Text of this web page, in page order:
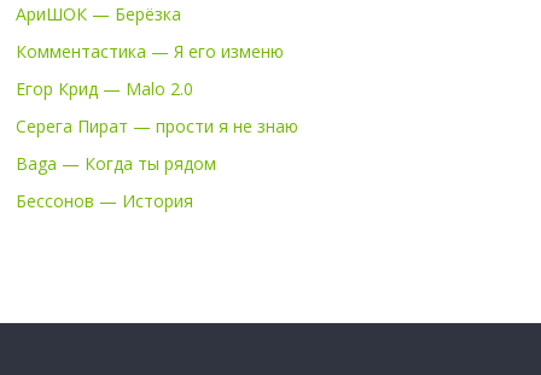
АриШОК — Берёзка
Комментастика — Я его изменю
Егор Крид — Malo 2.0
Серега Пират — прости я не знаю
Baga — Когда ты рядом
Бессонов — История